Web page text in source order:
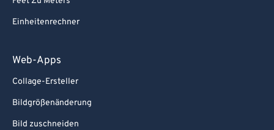
Einheitenrechner
Web-Apps
Collage-Ersteller
Bildgrößenänderung
Bild zuschneiden